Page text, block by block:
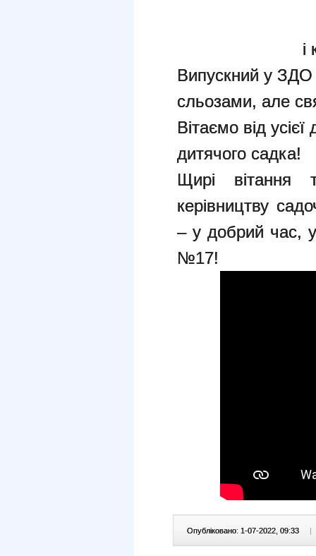
і
Випускний у ЗДО
сльозами, але
Вітаємо від
дитячого садка!
Щирі вітання
керівництву
– у добрий час,
№17!
Опубліковано: 1-07-2022, 09:33 |